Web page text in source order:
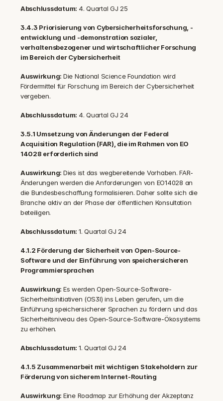
Abschlussdatum: 4. Quartal GJ 25
3.4.3 Priorisierung von Cybersicherheitsforschung, -
entwicklung und -demonstration sozialer,
verhaltensbezogener und wirtschaftlicher Forschung
im Bereich der Cybersicherheit
Auswirkung: Die National Science Foundation wird
Fördermittel für Forschung im Bereich der Cybersicherheit
vergeben.
Abschlussdatum: 4. Quartal GJ 24
3.5.1 Umsetzung von Änderungen der Federal
Acquisition Regulation (FAR), die im Rahmen von EO
14028 erforderlich sind
Auswirkung: Dies ist das wegbereitende Vorhaben. FAR-
Änderungen werden die Anforderungen von EO14028 an
die Bundesbeschaffung formalisieren. Daher sollte sich die
Branche aktiv an der Phase der öffentlichen Konsultation
beteiligen.
Abschlussdatum: 1. Quartal GJ 24
4.1.2 Förderung der Sicherheit von Open-Source-
Software und der Einführung von speichersicheren
Programmiersprachen
Auswirkung: Es werden Open-Source-Software-
Sicherheitsinitiativen (OS3I) ins Leben gerufen, um die
Einführung speichersicherer Sprachen zu fördern und das
Sicherheitsniveau des Open-Source-Software-Ökosystems
zu erhöhen.
Abschlussdatum: 1. Quartal GJ 24
4.1.5 Zusammenarbeit mit wichtigen Stakeholdern zur
Förderung von sicherem Internet-Routing
Auswirkung: Eine Roadmap zur Erhöhung der Akzeptanz